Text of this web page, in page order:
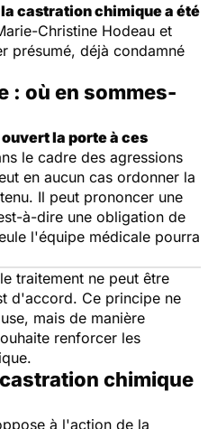
castration chimique a été
Christine Hodeau et
présumé, déjà condamné
: où en sommes-
la porte à ces
le cadre des agressions
en aucun cas ordonner la
Il peut prononcer une
à-dire une obligation de
l'équipe médicale pourra
le traitement ne peut être
d'accord. Ce principe ne
mais de manière
renforcer les
chimique
à l'action de la